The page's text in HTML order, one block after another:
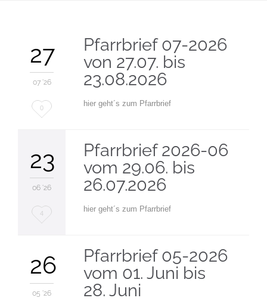
27
07 '26
Love
0
Pfarrbrief 07-2026
von 27.07. bis
23.08.2026
hier geht´s zum Pfarrbrief
23
06 '26
Love
4
Pfarrbrief 2026-06
vom 29.06. bis
26.07.2026
hier geht´s zum Pfarrbrief
26
05 '26
Pfarrbrief 05-2026
vom 01. Juni bis
28. Juni